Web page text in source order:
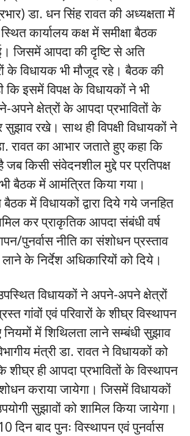
डा. धन सिंह रावत की अध्यक्षता में
कार्यालय कक्ष में समीक्षा बैठक
जिसमें आपदा की दृष्टि से अति
के विधायक भी मौजूद रहे। बैठक की
कि इसमें विपक्ष के विधायकों ने भी
क्षेत्रों के आपदा प्रभावितों के
रखे। साथ ही विपक्षी विधायकों ने
रावत का आभार जताते हुए कहा कि
जब किसी संवेदनशील मुद्दे पर प्रतिपक्ष
बैठक में आमंत्रित किया गया।
बैठक में विधायकों द्वारा दिये गये जनहित
कर प्राकृतिक आपदा संबंधी वर्ष
पुनर्वास नीति का संशोधन प्रस्ताव
के निर्देश अधिकारियों को दिये।
विधायकों ने अपने-अपने क्षेत्रों
गांवों एवं परिवारों के शीघ्र विस्थापन
में शिथिलता लाने सम्बंधी सुझाव
मंत्री डा. रावत ने विधायकों को
शीघ्र ही आपदा प्रभावितों के विस्थापन
कराया जायेगा। जिसमें विधायकों
सुझावों को शामिल किया जायेगा।
दिन बाद पुनः विस्थापन एवं पुनर्वास